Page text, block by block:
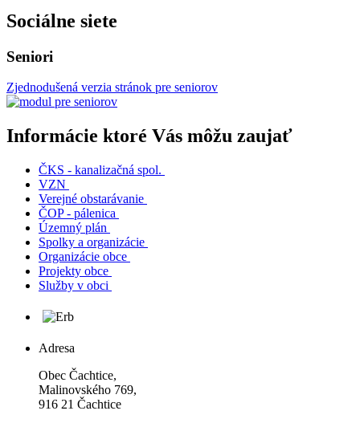
Sociálne siete
Seniori
Zjednodušená verzia stránok pre seniorov
Informácie ktoré Vás môžu zaujať
ČKS - kanalizačná spol.
VZN
Verejné obstarávanie
ČOP - pálenica
Územný plán
Spolky a organizácie
Organizácie obce
Projekty obce
Služby v obci
Adresa
Obec Čachtice,
Malinovského 769,
916 21 Čachtice